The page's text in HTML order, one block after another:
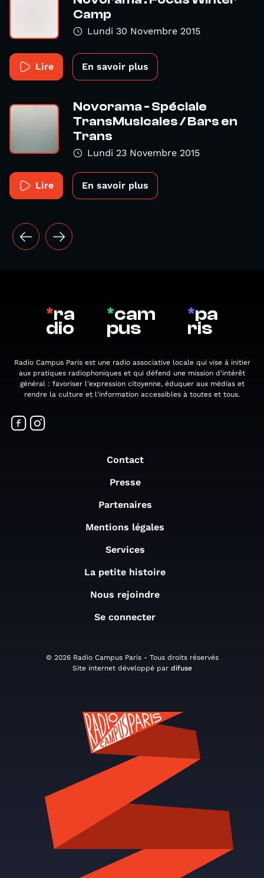
Camp
Lundi 30 Novembre 2015
Lire En savoir plus
Novorama - Spéciale
TransMusicales / Bars en
Trans
Lundi 23 Novembre 2015
Lire En savoir plus
*ra
dio
*cam
pus
*pa
ris
Radio Campus Paris est une radio associative locale qui vise à initier
aux pratiques radiophoniques et qui défend une mission d'intérêt
général : favoriser l'expression citoyenne, éduquer aux médias et
rendre la culture et l'information accessibles à toutes et tous.
Contact
Presse
Partenaires
Mentions légales
Services
La petite histoire
Nous rejoindre
Se connecter
© 2026 Radio Campus Paris - Tous droits réservés
Site internet développé par difuse